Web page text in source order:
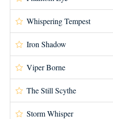
Whispering Tempest
Iron Shadow
Viper Borne
The Still Scythe
Storm Whisper